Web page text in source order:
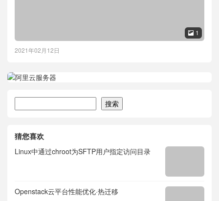
 1
2021年02月12日
搜索
猜您喜欢
Linux中通过chroot为SFTP用户指定访问目录
Openstack云平台性能优化·热迁移